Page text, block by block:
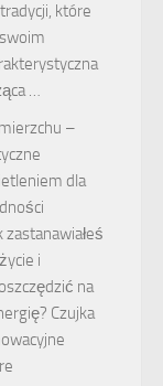
które
…
–
dla
i
na
Czujka